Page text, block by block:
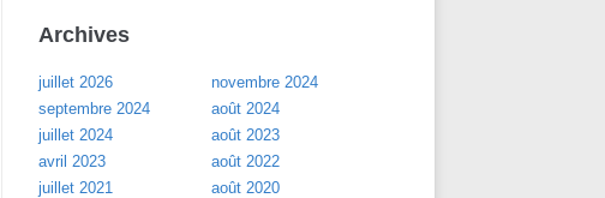
Archives
juillet 2026
novembre 2024
septembre 2024
août 2024
juillet 2024
août 2023
avril 2023
août 2022
juillet 2021
août 2020